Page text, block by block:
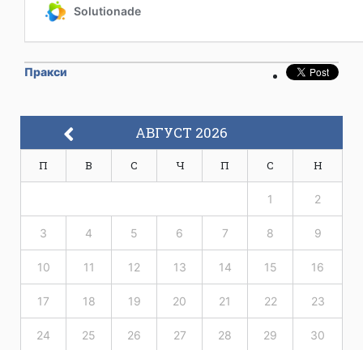
Пракси
АВГУСТ 2026
П В С Ч П С Н
1 2
3 4 5 6 7 8 9
10 11 12 13 14 15 16
17 18 19 20 21 22 23
24 25 26 27 28 29 30